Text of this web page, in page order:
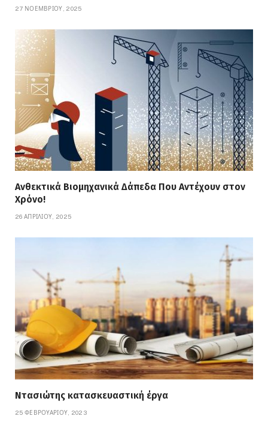
27 ΝΟΕΜΒΡΊΟΥ, 2025
Ανθεκτικά Βιομηχανικά Δάπεδα Που Αντέχουν στον
Χρόνο!
26 ΑΠΡΙΛΊΟΥ, 2025
Ντασιώτης κατασκευαστική έργα
25 ΦΕΒΡΟΥΑΡΊΟΥ, 2023